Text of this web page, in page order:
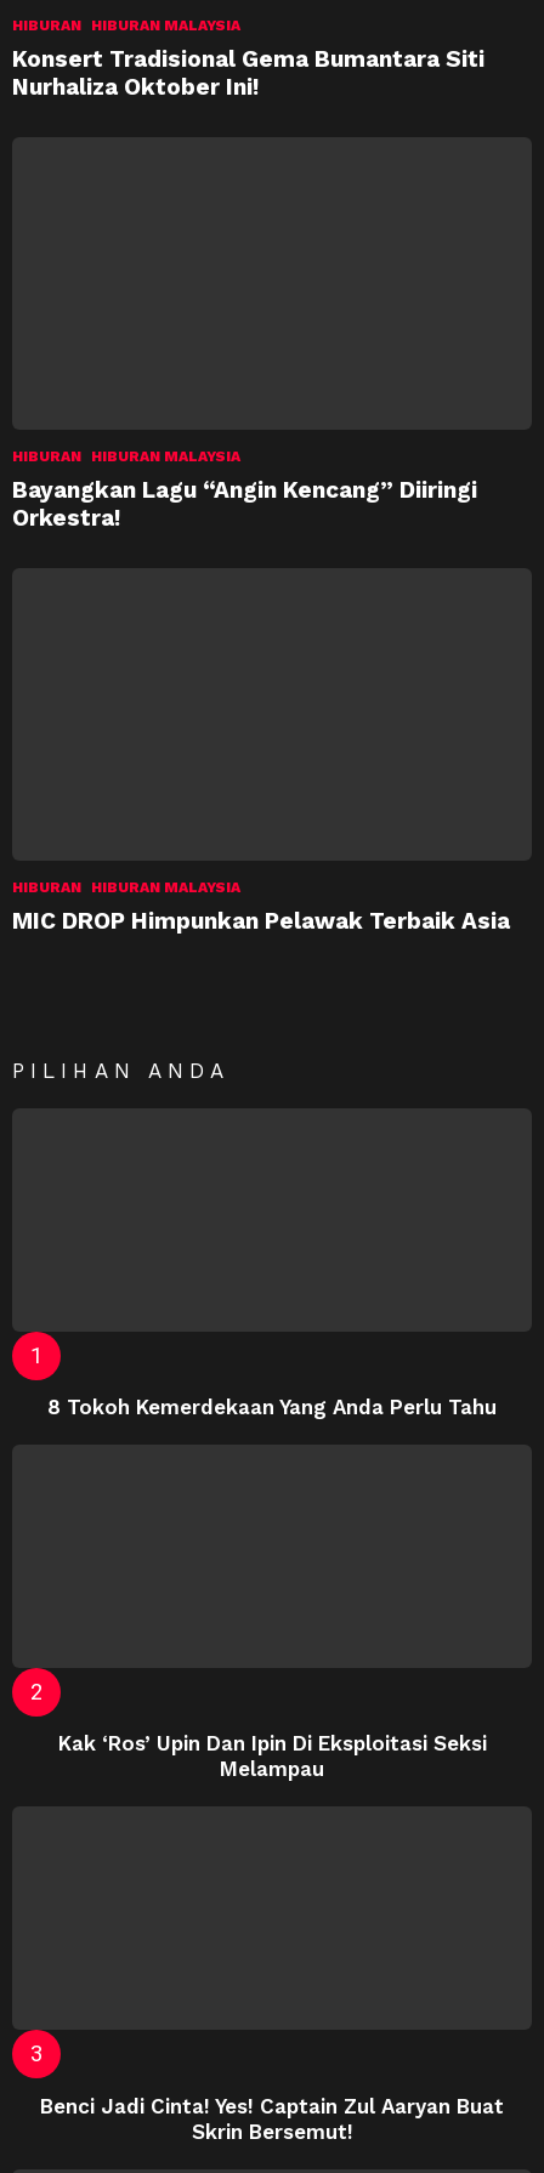
HIBURAN HIBURAN MALAYSIA
Konsert Tradisional Gema Bumantara Siti
Nurhaliza Oktober Ini!
HIBURAN HIBURAN MALAYSIA
Bayangkan Lagu “Angin Kencang” Diiringi
Orkestra!
HIBURAN HIBURAN MALAYSIA
MIC DROP Himpunkan Pelawak Terbaik Asia
PILIHAN ANDA
8 Tokoh Kemerdekaan Yang Anda Perlu Tahu
Kak ‘Ros’ Upin Dan Ipin Di Eksploitasi Seksi
Melampau
Benci Jadi Cinta! Yes! Captain Zul Aaryan Buat
Skrin Bersemut!